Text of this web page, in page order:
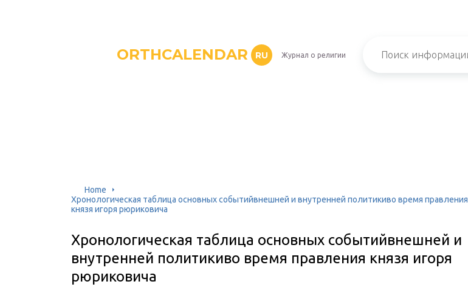
ORTHCALENDAR RU Журнал о религии
Home
Хронологическая таблица основных событийвнешней и внутренней политикиво время правления
князя игоря рюриковича
Хронологическая таблица основных событийвнешней и
внутренней политикиво время правления князя игоря
рюриковича